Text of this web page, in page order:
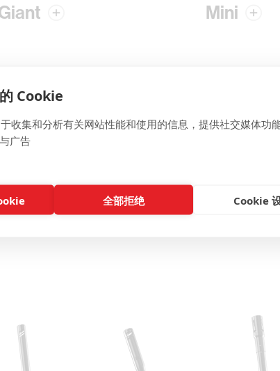
Cookie
收集和分析有关网站性能和使用的信息，提供社交媒体功
广告
全部拒绝 Cookie
Mini